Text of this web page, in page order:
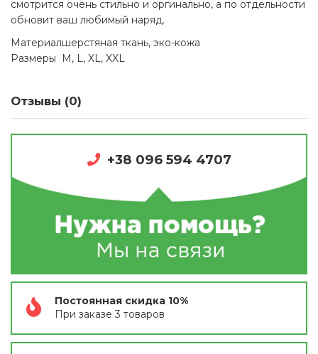
смотрится очень стильно и оргинально, а по отдельности
обновит ваш любимый наряд.
Материалшерстяная ткань, эко-кожа
Размеры
M, L, XL, XXL
Отзывы (0)
+38 096 594 4707
Постоянная скидка 10%
При заказе 3 товаров